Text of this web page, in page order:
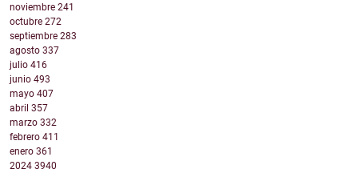
noviembre 241
octubre 272
septiembre 283
agosto 337
julio 416
junio 493
mayo 407
abril 357
marzo 332
febrero 411
enero 361
2024 3940